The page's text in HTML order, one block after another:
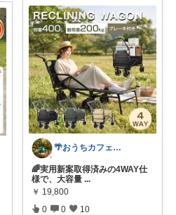
🌴おうちカフェ・魅せる家電と雑貨
🌈実用新案取得済みの4WAY仕
様で、大容量 ...
￥ 19,800
0 0 10